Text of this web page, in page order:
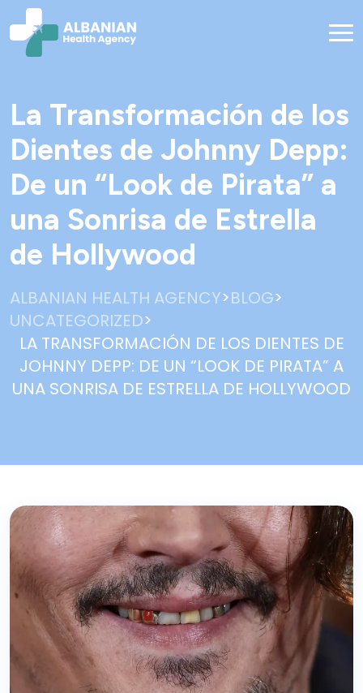
La Transformación de los
Dientes de Johnny Depp:
De un “Look de Pirata” a
una Sonrisa de Estrella
de Hollywood
ALBANIAN HEALTH AGENCY>BLOG>
UNCATEGORIZED>
LA TRANSFORMACIÓN DE LOS DIENTES DE
JOHNNY DEPP: DE UN “LOOK DE PIRATA” A
UNA SONRISA DE ESTRELLA DE HOLLYWOOD